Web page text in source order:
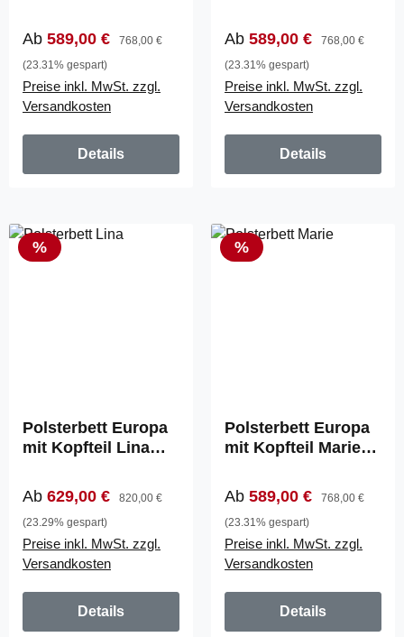
Verkaufspreis:
Ab 589,00 € Regulärer Preis:
768,00 €
(23.31% gespart)
Preise inkl. MwSt. zzgl.
Versandkosten
Details
Verkaufspreis:
Ab 589,00 € Regulärer Preis:
768,00 €
(23.31% gespart)
Preise inkl. MwSt. zzgl.
Versandkosten
Details
Rabatt
%
Polsterbett Europa
mit Kopfteil Lina
Verkaufspreis:
Ab 629,00 € Regulärer Preis:
820,00 €
(23.29% gespart)
Preise inkl. MwSt. zzgl.
Versandkosten
Details
Rabatt
%
Polsterbett Europa
mit Kopfteil Marie
Verkaufspreis:
Ab 589,00 € Regulärer Preis:
768,00 €
(23.31% gespart)
Preise inkl. MwSt. zzgl.
Versandkosten
Details